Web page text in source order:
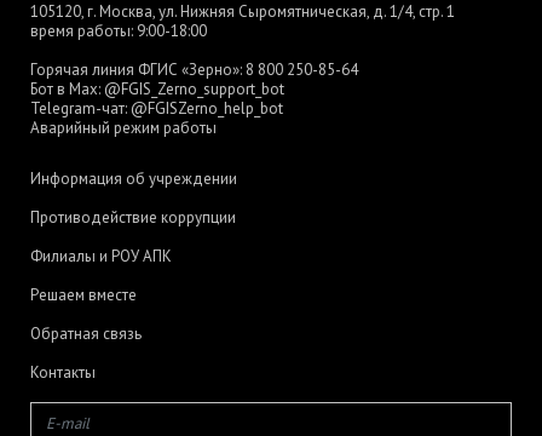
105120, г. Москва, ул. Нижняя Сыромятническая, д. 1/4, стр. 1
время работы: 9:00-18:00
Горячая линия ФГИС «Зерно»: 8 800 250-85-64
Бот в Max: @FGIS_Zerno_support_bot
Telegram-чат: @FGISZerno_help_bot
Аварийный режим работы
Информация об учреждении
Противодействие коррупции
Филиалы и РОУ АПК
Решаем вместе
Обратная связь
Контакты